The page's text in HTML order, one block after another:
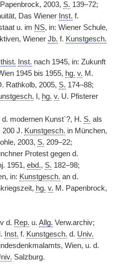
2003, S. 139–72;
Das Wiener Inst. f.
u. im NS, in: Wiener Schule,
Wiener Jb. f. Kunstgesch.
Inst. nach 1945, in: Zukunft
1945 bis 1955, hg. v. M.
Rathkolb, 2005, S. 174–88;
I, hg. v. U. Pfisterer
modernen Kunst`?, H. S. als
200 J. Kunstgesch. in München,
2003, S. 209–22;
Protest gegen d.
1951, ebd., S. 182–98;
in: Kunstgesch. an d.
hg. v. M. Papenbrock,
d. Rep. u. Allg. Verw.archiv;
Inst. f. Kunstgesch. d. Univ.
Wien, u. d.
Salzburg.